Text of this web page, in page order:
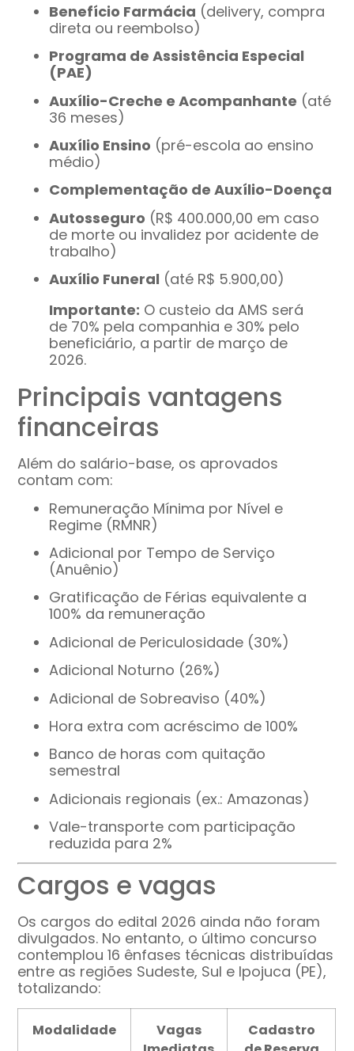
Benefício Farmácia (delivery, compra
direta ou reembolso)
Programa de Assistência Especial
(PAE)
Auxílio-Creche e Acompanhante (até
36 meses)
Auxílio Ensino (pré-escola ao ensino
médio)
Complementação de Auxílio-Doença
Autosseguro (R$ 400.000,00 em caso
de morte ou invalidez por acidente de
trabalho)
Auxílio Funeral (até R$ 5.900,00)
Importante: O custeio da AMS será
de 70% pela companhia e 30% pelo
beneficiário, a partir de março de
2026.
Principais vantagens
financeiras
Além do salário-base, os aprovados
contam com:
Remuneração Mínima por Nível e
Regime (RMNR)
Adicional por Tempo de Serviço
(Anuênio)
Gratificação de Férias equivalente a
100% da remuneração
Adicional de Periculosidade (30%)
Adicional Noturno (26%)
Adicional de Sobreaviso (40%)
Hora extra com acréscimo de 100%
Banco de horas com quitação
semestral
Adicionais regionais (ex.: Amazonas)
Vale-transporte com participação
reduzida para 2%
Cargos e vagas
Os cargos do edital 2026 ainda não foram
divulgados. No entanto, o último concurso
contemplou 16 ênfases técnicas distribuídas
entre as regiões Sudeste, Sul e Ipojuca (PE),
totalizando:
Modalidade
Vagas
Cadastro